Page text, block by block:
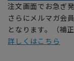
注文画面でお急ぎ
さらにメルマガ会
となります。（補
詳しくはこちら